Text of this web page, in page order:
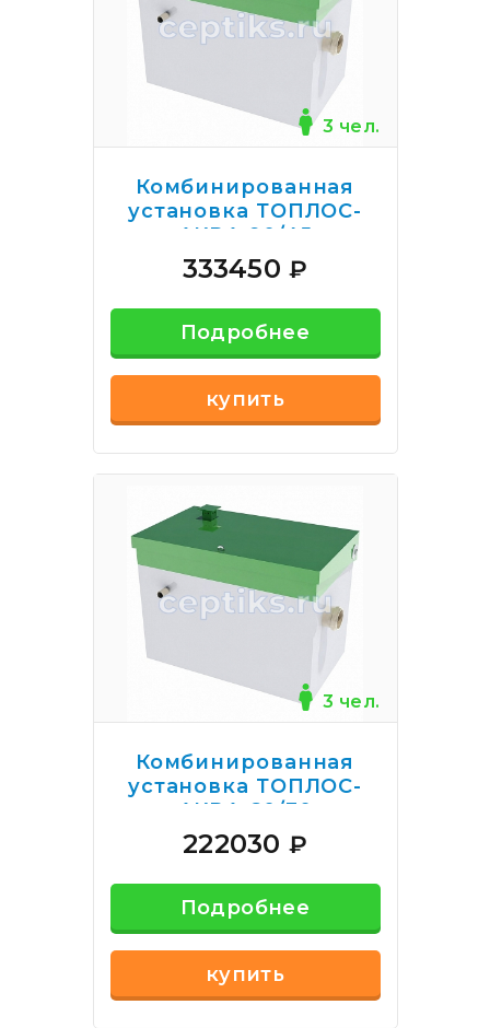
3 чел.
Комбинированная
установка ТОПЛОС-
АКВА 90/45
333450₽
Подробнее
купить
3 чел.
Комбинированная
установка ТОПЛОС-
АКВА 60/30
222030 ₽
Подробнее
купить